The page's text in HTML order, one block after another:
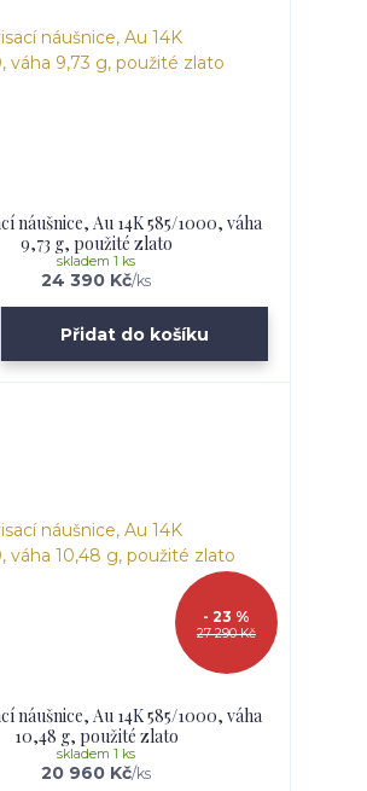
náušnice, Au 14K 585/1000, váha
9,73 g, použité zlato
24 390 Kč/ks
skladem 1 ks
Přidat do košíku
27 290 Kč
- 23 %
náušnice, Au 14K 585/1000, váha
10,48 g, použité zlato
20 960 Kč/ks
skladem 1 ks